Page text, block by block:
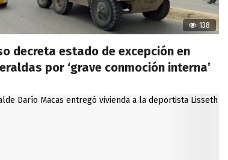
138
decreta estado de excepción en
por ‘grave conmoción interna’